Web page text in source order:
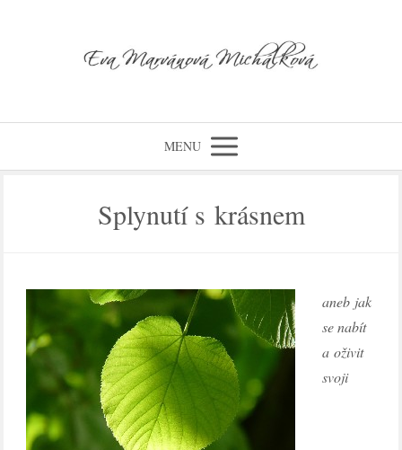
MENU
Splynutí s krásnem
aneb jak
se nabít
a oživit
svoji